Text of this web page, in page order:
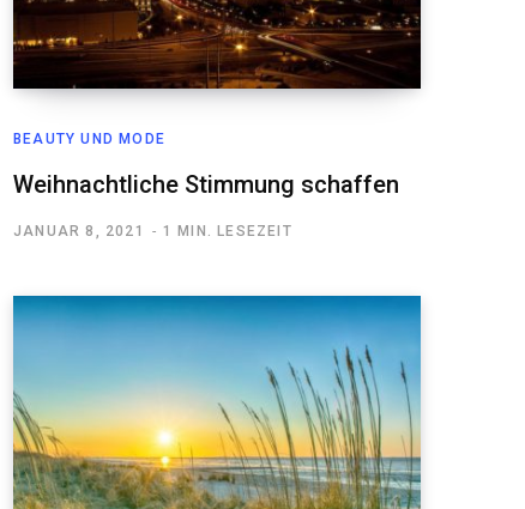
BEAUTY UND MODE
Weihnachtliche Stimmung schaffen
JANUAR 8, 2021 1 MIN. LESEZEIT